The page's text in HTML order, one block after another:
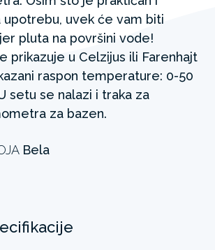
upotrebu, uvek će vam biti
pluta na površini vode!
prikazuje u Celzijus ili Farenhajt
raspon temperature: 0-50
U setu se nalazi i traka za
za bazen.
Bela